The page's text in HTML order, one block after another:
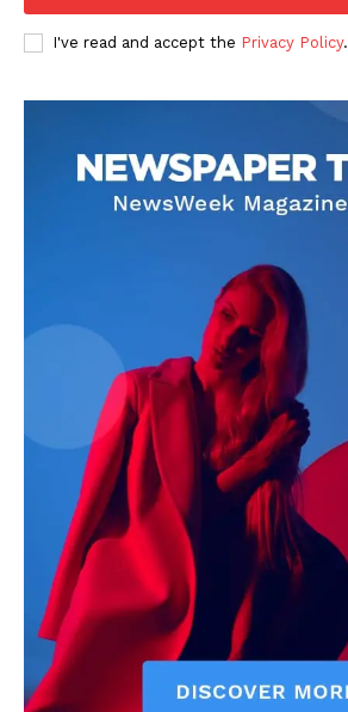
DOWNLOAD NOW
AIN NEWS 1
Contact Us
About Us
Privacy Policy
Terms of Use Agreement
Facebook
X WhatsApp
Share
I've read and accept the Privacy Policy.